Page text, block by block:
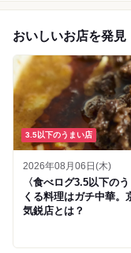
おいしいお店を発見
3.5以下のうまい店
2026年08月06日(木)
〈食べログ3.5以下の
くる料理はガチ中華。
気鋭店とは？